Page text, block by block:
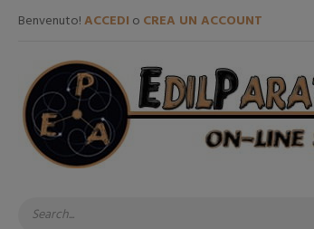
Benvenuto!ACCEDI o CREA UN ACCOUNT